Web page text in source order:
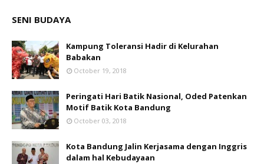
SENI BUDAYA
Kampung Toleransi Hadir di Kelurahan
Babakan
October 19, 2018
Peringati Hari Batik Nasional, Oded Patenkan
Motif Batik Kota Bandung
October 03, 2018
Kota Bandung Jalin Kerjasama dengan Inggris
dalam hal Kebudayaan